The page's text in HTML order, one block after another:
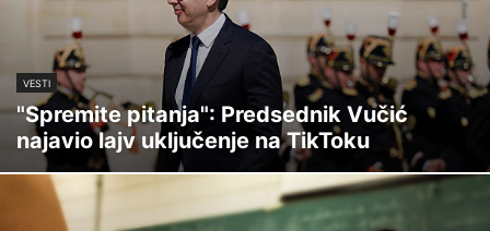
VESTI
"Spremite pitanja": Predsednik Vučić
najavio lajv uključenje na TikToku